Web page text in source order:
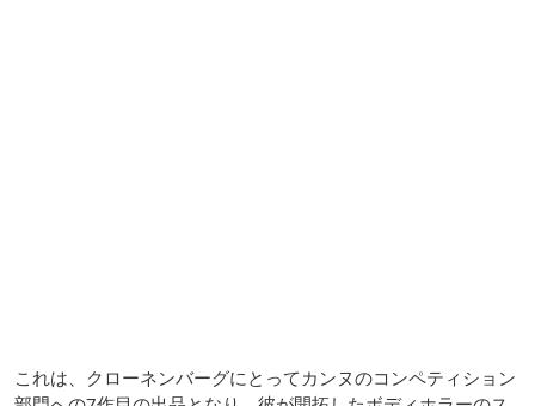
これは、クローネンバーグにとってカンヌのコンペティション